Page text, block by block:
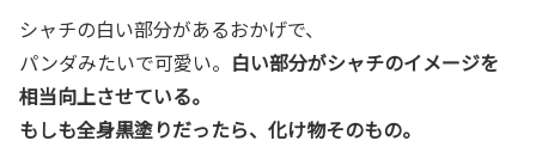
シャチの白い部分があるおかげで、
パンダみたいで可愛い。 白い部分がシャチのイメージを
相当向上させている。
もしも全身黒塗りだったら、化け物そのもの。